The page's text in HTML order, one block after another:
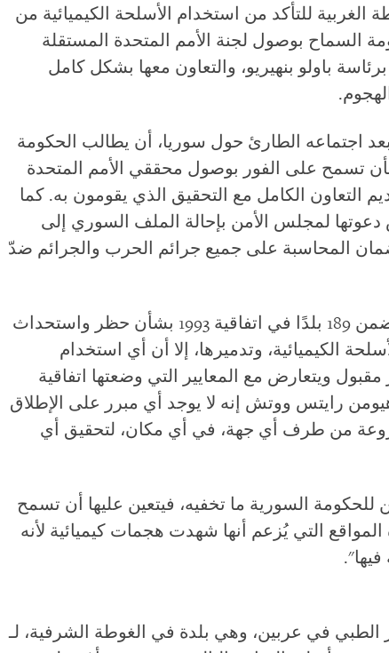
الغربية للتأكد من استخدام الأسلحة الكيميائية من
السماح بوصول لجنة الأمم المتحدة المستقلة
باولو بنهيريو، والتعاون معها بشكل كامل
اجتماعه الطارئ حول سوريا، أن يطالب الحكومة
تسمح على الفور بوصول محققي الأمم المتحدة
التعاون الكامل مع التحقيق الذي يقومون به. كما
لمجلس الأمن بإحالة الملف السوري إلى
المحاسبة على جميع جرائم الحرب والجرائم ضدّ
ورغم أن سوريا ليست من ضمن 189 بلدًا في اتفاقية 1993 بشأن حظر واستحداث
الكيميائية، وتدميرها، إلا أن أي استخدام
مقبول ويتعارض مع المعايير التي وضعتها اتفاقية
هيومن رايتس ووتش إنه لا يوجد أي مبرر على الإطلاق
من طرف أي جهة، في أي مكان، لتحقيق أي
السورية ما تخفيه، فيتعين عليها أن تسمح
التي يُزعم أنها شهدت هجمات كيميائية لأنه
في عربين، وهي بلدة في الغوطة الشرفية، لـ